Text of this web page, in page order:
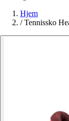
Hjem
/ Tennissko